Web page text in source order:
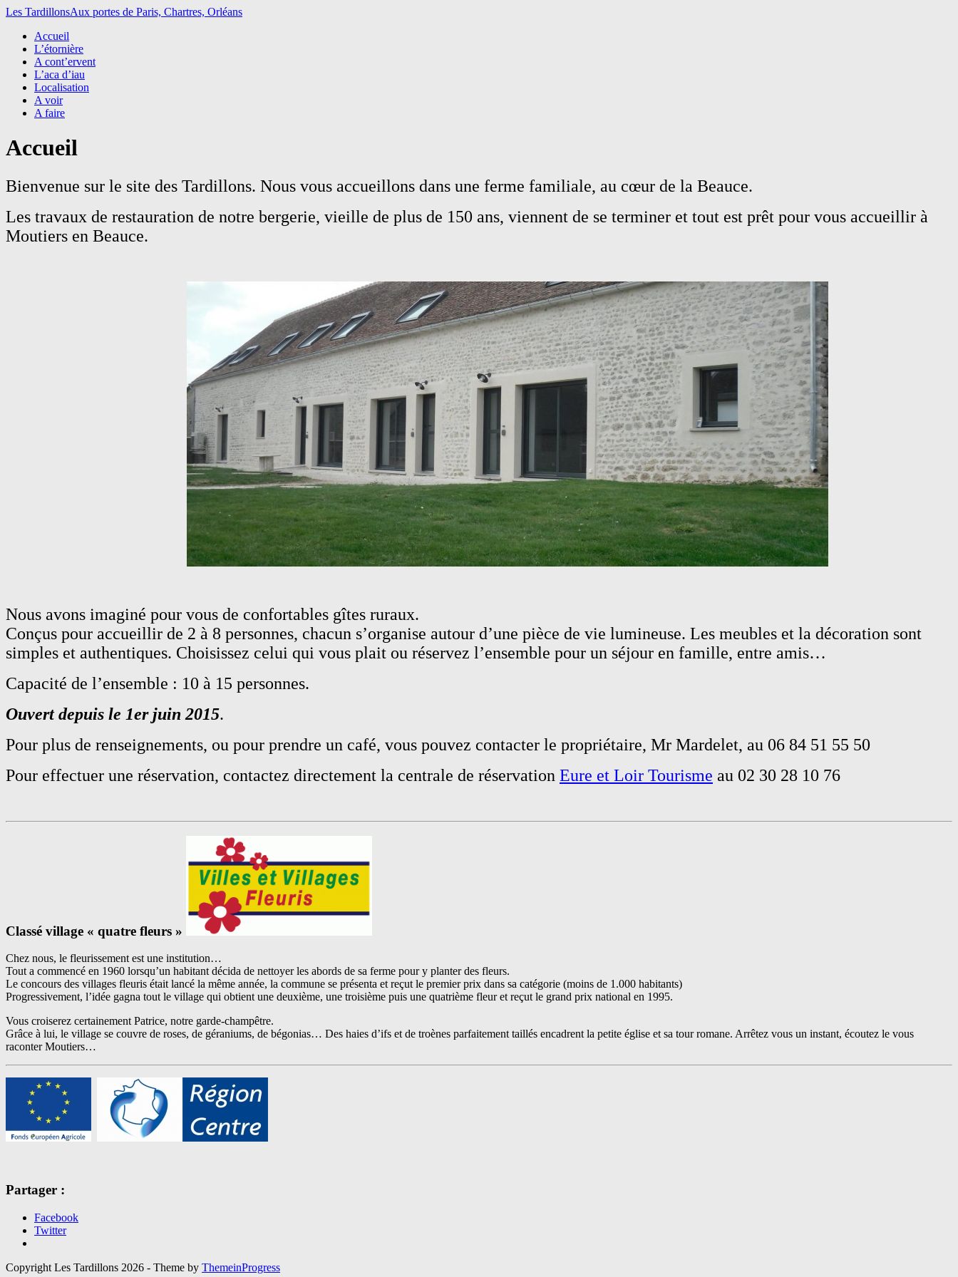
Les TardillonsAux portes de Paris, Chartres, Orléans
Accueil
L’étornière
A cont’ervent
L’aca d’iau
Localisation
A voir
A faire
Accueil
Bienvenue sur le site des Tardillons. Nous vous accueillons dans une ferme familiale, au cœur de la Beauce.
Les travaux de restauration de notre bergerie, vieille de plus de 150 ans, viennent de se terminer et tout est prêt pour vous accueillir à
Moutiers en Beauce.
Nous avons imaginé pour vous de confortables gîtes ruraux.
Conçus pour accueillir de 2 à 8 personnes, chacun s’organise autour d’une pièce de vie lumineuse. Les meubles et la décoration sont
simples et authentiques. Choisissez celui qui vous plait ou réservez l’ensemble pour un séjour en famille, entre amis…
Capacité de l’ensemble : 10 à 15 personnes.
Ouvert depuis le 1er juin 2015.
Pour plus de renseignements, ou pour prendre un café, vous pouvez contacter le propriétaire, Mr Mardelet, au 06 84 51 55 50
Pour effectuer une réservation, contactez directement la centrale de réservation Eure et Loir Tourisme au 02 30 28 10 76
Classé village « quatre fleurs »
Chez nous, le fleurissement est une institution…
Tout a commencé en 1960 lorsqu’un habitant décida de nettoyer les abords de sa ferme pour y planter des fleurs.
Le concours des villages fleuris était lancé la même année, la commune se présenta et reçut le premier prix dans sa catégorie (moins de 1.000 habitants)
Progressivement, l’idée gagna tout le village qui obtient une deuxième, une troisième puis une quatrième fleur et reçut le grand prix national en 1995.
Vous croiserez certainement Patrice, notre garde-champêtre.
Grâce à lui, le village se couvre de roses, de géraniums, de bégonias… Des haies d’ifs et de troènes parfaitement taillés encadrent la petite église et sa tour romane. Arrêtez vous un instant, écoutez le vous
raconter Moutiers…
Partager :
Facebook
Twitter
Copyright Les Tardillons 2026 - Theme by ThemeinProgress